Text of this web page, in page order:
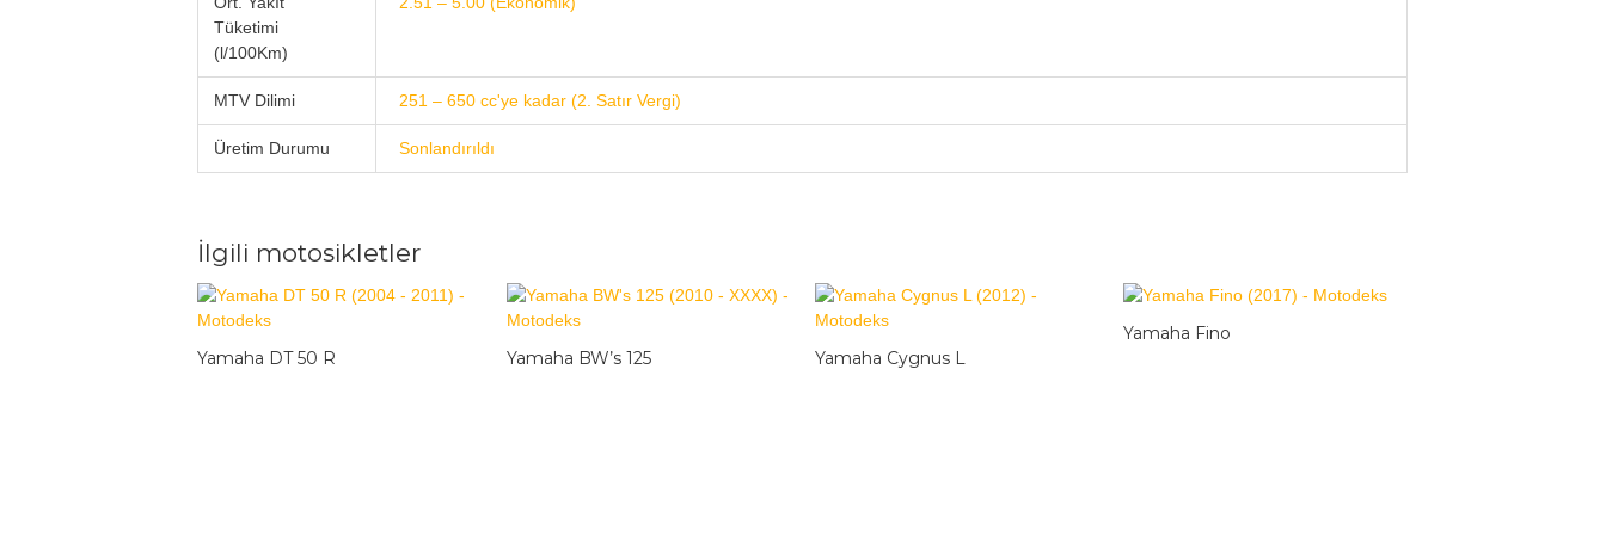
Tüketimi
(l/100Km)
MTV Dilimi 251 – 650 cc'ye kadar (2. Satır Vergi)
Üretim Durumu Sonlandırıldı
İlgili motosikletler
Yamaha DT 50 R Yamaha BW’s 125 Yamaha Cygnus L
Yamaha Fino